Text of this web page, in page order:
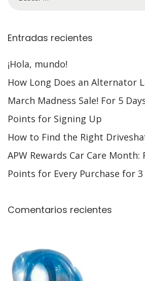
Entradas recientes
¡Hola, mundo!
How Long Does an Alternator
March Madness Sale! For 5
Points for Signing Up
How to Find the Right
APW Rewards Car Care Month:
Points for Every Purchase for 3
Comentarios recientes